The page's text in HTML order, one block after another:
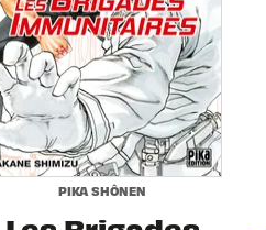
PIKA SHÔNEN